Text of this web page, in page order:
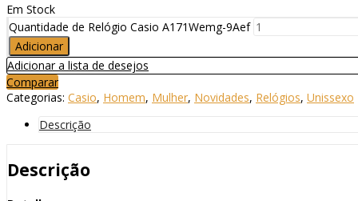
Em Stock
Quantidade de Relógio Casio A171Wemg-9Aef
Adicionar
Adicionar a lista de desejos
Comparar
Categorias: Casio, Homem, Mulher, Novidades, Relógios, Unissexo
Descrição
Descrição